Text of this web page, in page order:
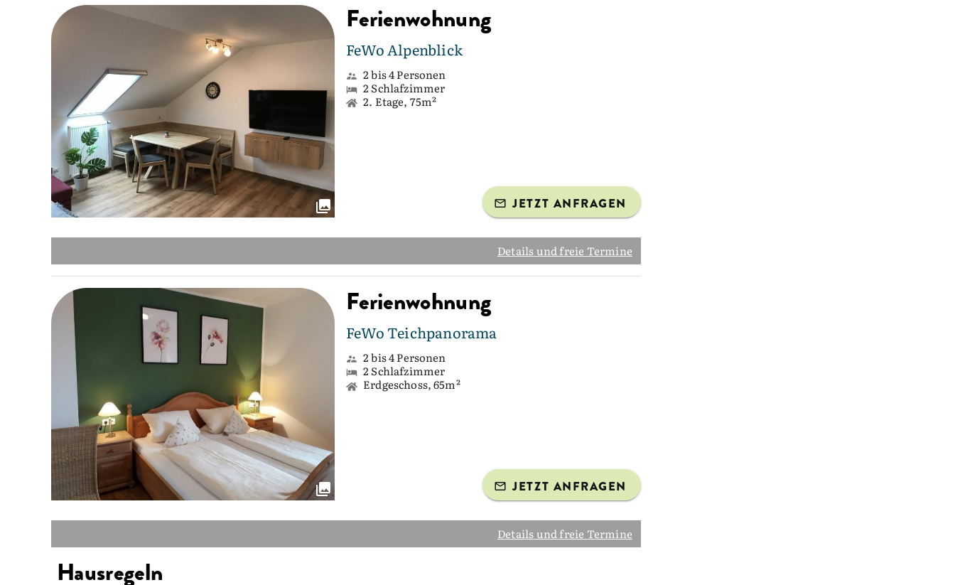
Ferienwohnung
FeWo Alpenblick
2 bis 4 Personen
2 Schlafzimmer
2. Etage, 75m²
JETZT ANFRAGEN
Details und freie Termine
Ferienwohnung
FeWo Teichpanorama
2 bis 4 Personen
2 Schlafzimmer
Erdgeschoss, 65m²
JETZT ANFRAGEN
Details und freie Termine
Hausregeln